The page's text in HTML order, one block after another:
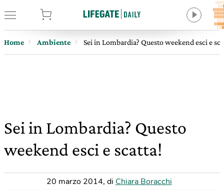
Home Ambiente Sei in Lombardia? Questo weekend esci e
Sei in Lombardia? Questo
weekend esci e scatta!
20 marzo 2014, di Chiara Boracchi